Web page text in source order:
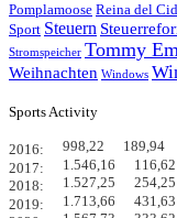
Pomplamoose Reina del Cid
Sport Steuern
Stromspeicher Tommy
Weihnachten Windows
Sports Activity
2016: 998,22 189,94
2017:
1.546,16 116,62
2018:
1.527,25 254,25
2019:
1.713,66 431,63